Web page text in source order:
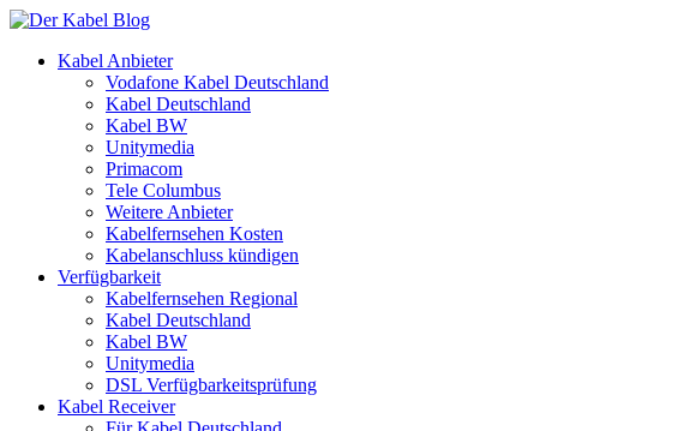
Kabel Anbieter
Vodafone Kabel Deutschland
Kabel Deutschland
Kabel BW
Unitymedia
Primacom
Tele Columbus
Weitere Anbieter
Kabelfernsehen Kosten
Kabelanschluss kündigen
Verfügbarkeit
Kabelfernsehen Regional
Kabel Deutschland
Kabel BW
Unitymedia
DSL Verfügbarkeitsprüfung
Kabel Receiver